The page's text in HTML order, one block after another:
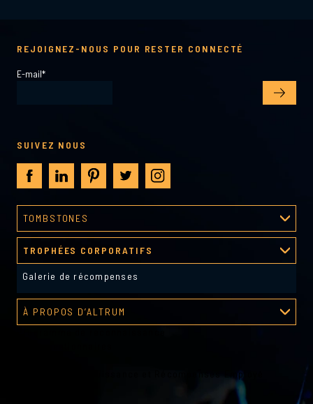
TOMBSTONES
Processus de création
Galerie tombstones
TROPHÉES CORPORATIFS
Galerie de récompenses
À PROPOS D’ALTRUM
Plans de Reconnaissance et Récompenses Employé
REJOIGNEZ-NOUS POUR RESTER CONNECTÉ
E-mail*
SUIVEZ NOUS